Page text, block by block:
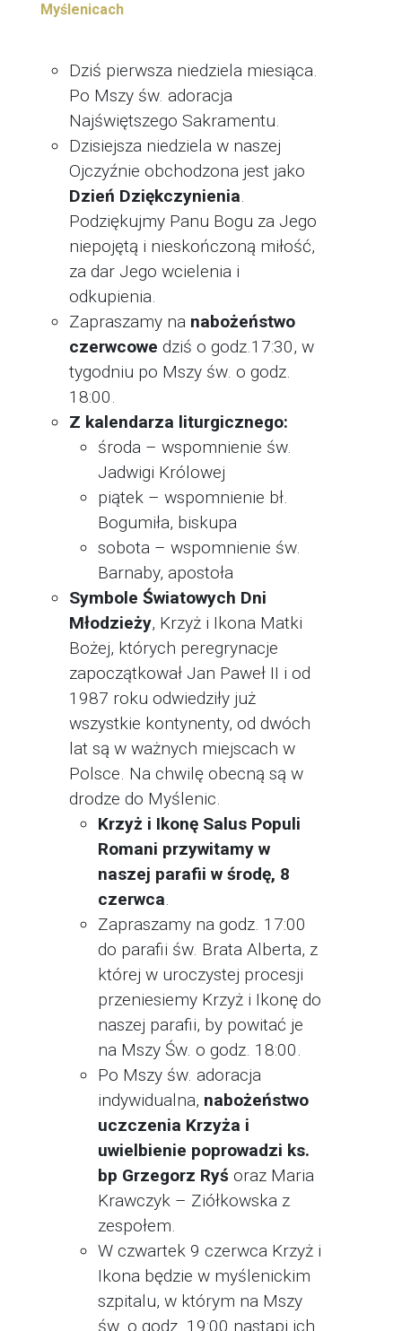
Myślenicach
Dziś pierwsza niedziela miesiąca.
Po Mszy św. adoracja
Najświętszego Sakramentu.
Dzisiejsza niedziela w naszej
Ojczyźnie obchodzona jest jako
Dzień Dziękczynienia.
Podziękujmy Panu Bogu za Jego
niepojętą i nieskończoną miłość,
za dar Jego wcielenia i
odkupienia.
Zapraszamy na nabożeństwo
czerwcowe dziś o godz.17:30, w
tygodniu po Mszy św. o godz.
18:00.
Z kalendarza liturgicznego:
środa – wspomnienie św.
Jadwigi Królowej
piątek – wspomnienie bł.
Bogumiła, biskupa
sobota – wspomnienie św.
Barnaby, apostoła
Symbole Światowych Dni
Młodzieży, Krzyż i Ikona Matki
Bożej, których peregrynacje
zapoczątkował Jan Paweł II i od
1987 roku odwiedziły już
wszystkie kontynenty, od dwóch
lat są w ważnych miejscach w
Polsce. Na chwilę obecną są w
drodze do Myślenic.
Krzyż i Ikonę Salus Populi
Romani przywitamy w
naszej parafii w środę, 8
czerwca.
Zapraszamy na godz. 17:00
do parafii św. Brata Alberta, z
której w uroczystej procesji
przeniesiemy Krzyż i Ikonę do
naszej parafii, by powitać je
na Mszy Św. o godz. 18:00.
Po Mszy św. adoracja
indywidualna, nabożeństwo
uczczenia Krzyża i
uwielbienie poprowadzi ks.
bp Grzegorz Ryś oraz Maria
Krawczyk – Ziółkowska z
zespołem.
W czwartek 9 czerwca Krzyż i
Ikona będzie w myślenickim
szpitalu, w którym na Mszy
św. o godz. 19:00 nastąpi ich